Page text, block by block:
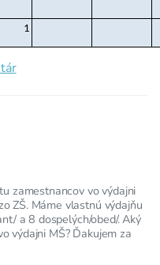
1
zamestnancov vo výdajni
ZŠ. Máme vlastnú výdajňu
a 8 dospelých/obed/. Aký
výdajni MŠ? Ďakujem za